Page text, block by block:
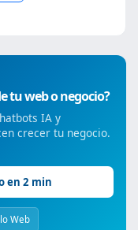
tu web o negocio?
IA y
crecer tu negocio.
en 2 min
Web